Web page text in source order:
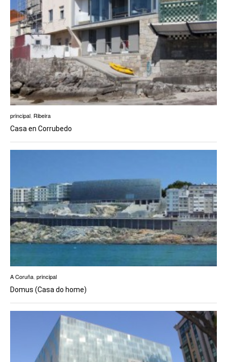
principal Ribeira
Casa en Corrubedo
A Coruña, principal
Domus (Casa do home)